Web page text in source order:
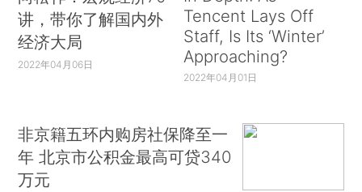
讲，带你了解国内外
经济大局
2022年04月06日
Tencent Lays Off
Staff, Is Its ‘Winter’
Approaching?
2022年04月01日
非京籍五环内购房社保降至一
年 北京市公积金最高可贷340
万元